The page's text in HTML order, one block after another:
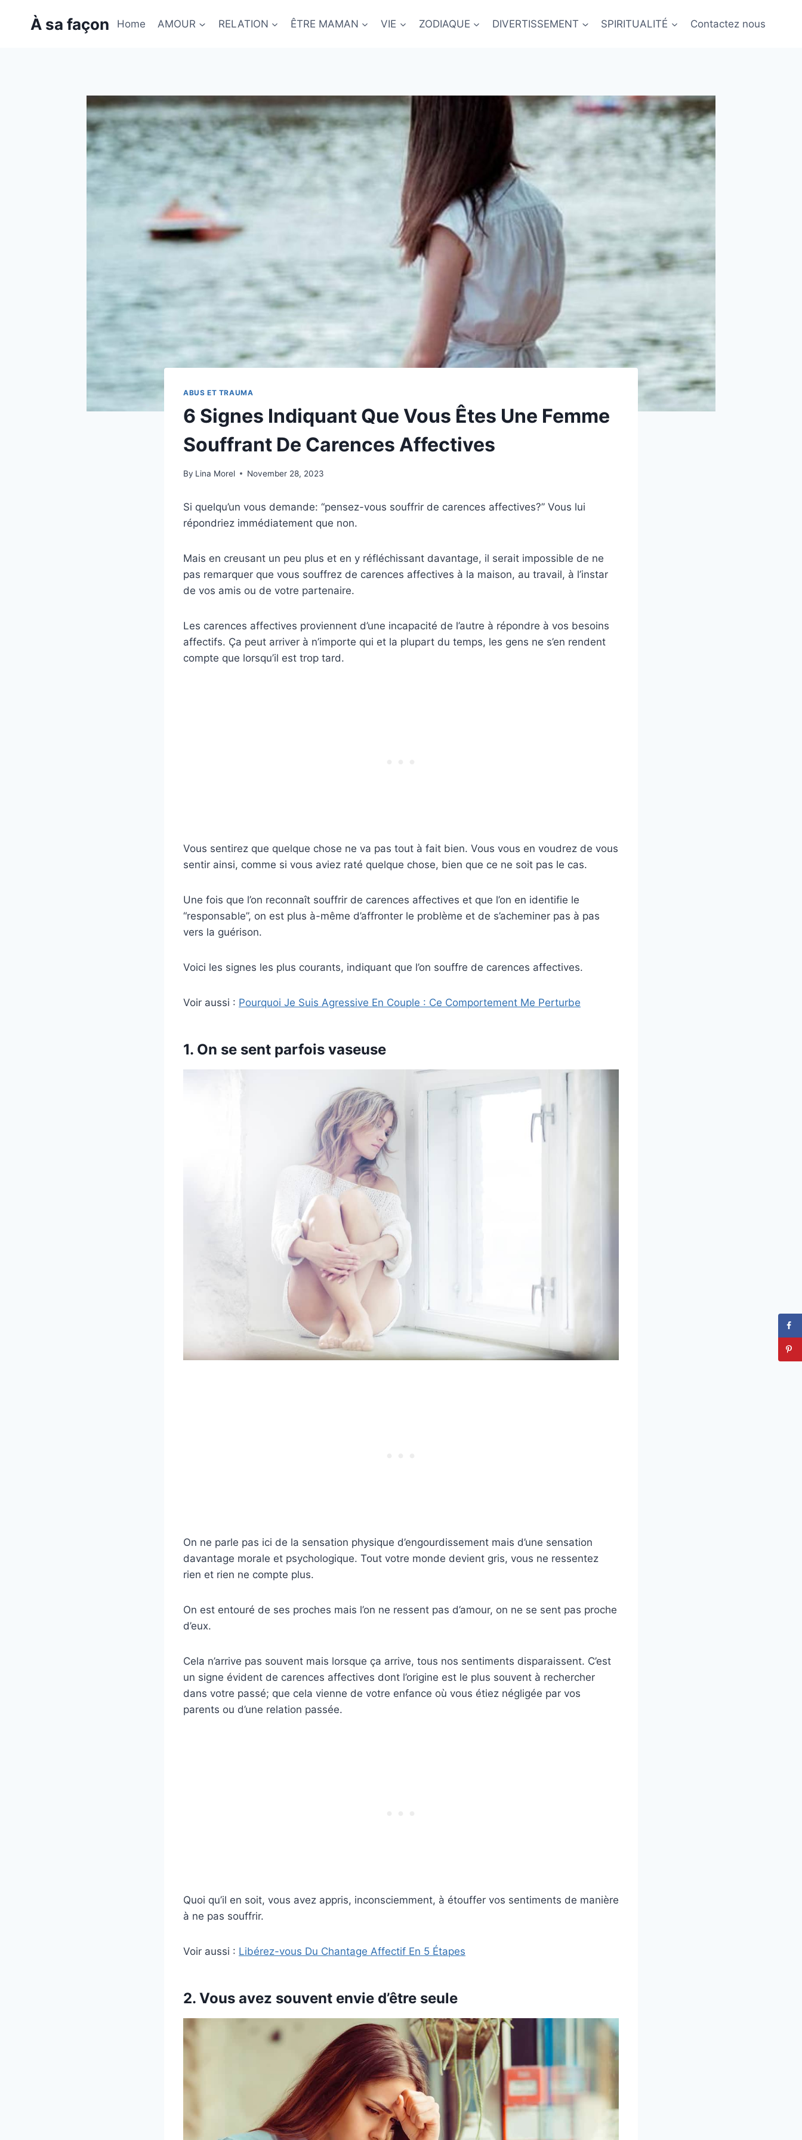
À sa façon Home AMOUR RELATION ÊTRE MAMAN VIE ZODIAQUE DIVERTISSEMENT SPIRITUALITÉ Contactez nous
ABUS ET TRAUMA
6 Signes Indiquant Que Vous Êtes Une Femme
Souffrant De Carences Affectives
By Lina Morel November 28, 2023
Si quelqu’un vous demande: “pensez-vous souffrir de carences affectives?” Vous lui
répondriez immédiatement que non.
Mais en creusant un peu plus et en y réfléchissant davantage, il serait impossible de ne
pas remarquer que vous souffrez de carences affectives à la maison, au travail, à l’instar
de vos amis ou de votre partenaire.
Les carences affectives proviennent d’une incapacité de l’autre à répondre à vos besoins
affectifs. Ça peut arriver à n’importe qui et la plupart du temps, les gens ne s’en rendent
compte que lorsqu’il est trop tard.
Vous sentirez que quelque chose ne va pas tout à fait bien. Vous vous en voudrez de vous
sentir ainsi, comme si vous aviez raté quelque chose, bien que ce ne soit pas le cas.
Une fois que l’on reconnaît souffrir de carences affectives et que l’on en identifie le
“responsable”, on est plus à-même d’affronter le problème et de s’acheminer pas à pas
vers la guérison.
Voici les signes les plus courants, indiquant que l’on souffre de carences affectives.
Voir aussi : Pourquoi Je Suis Agressive En Couple : Ce Comportement Me Perturbe
1. On se sent parfois vaseuse
On ne parle pas ici de la sensation physique d’engourdissement mais d’une sensation
davantage morale et psychologique. Tout votre monde devient gris, vous ne ressentez
rien et rien ne compte plus.
On est entouré de ses proches mais l’on ne ressent pas d’amour, on ne se sent pas proche
d’eux.
Cela n’arrive pas souvent mais lorsque ça arrive, tous nos sentiments disparaissent. C’est
un signe évident de carences affectives dont l’origine est le plus souvent à rechercher
dans votre passé; que cela vienne de votre enfance où vous étiez négligée par vos
parents ou d’une relation passée.
Quoi qu’il en soit, vous avez appris, inconsciemment, à étouffer vos sentiments de manière
à ne pas souffrir.
Voir aussi : Libérez-vous Du Chantage Affectif En 5 Étapes
2. Vous avez souvent envie d’être seule